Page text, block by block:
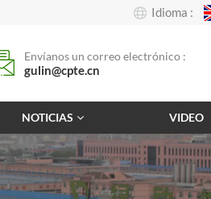
Idioma :
Envíanos un correo electrónico :
gulin@cpte.cn
NOTICIAS VIDEO